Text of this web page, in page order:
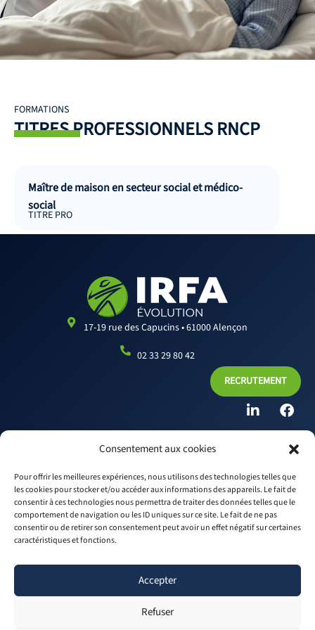
Consentement aux cookies
Pour offrir les meilleures expériences, nous utilisons des technologies telles que
les cookies pour stocker et/ou accéder aux informations des appareils. Le fait de
consentir à ces technologies nous permettra de traiter des données telles que le
comportement de navigation ou les ID uniques sur ce site. Le fait de ne pas
consentir ou de retirer son consentement peut avoir un effet négatif sur certaines
caractéristiques et fonctions.
Accepter
Refuser
FORMATIONS
TITRES PROFESSIONNELS RNCP
Maître de maison en secteur social et médico-
social
TITRE PRO
17-19 rue des Capucins • 61000 Alençon
02 33 29 80 42
RECRUTEMENT
L
i
n
d
i
n
F
a
c
e
b
o
o
k
© IRFA Évolution - 2025
SIRET : 388 672 529 000 12
APE : 8559 © - 2013-2023
Politique de confidentialité